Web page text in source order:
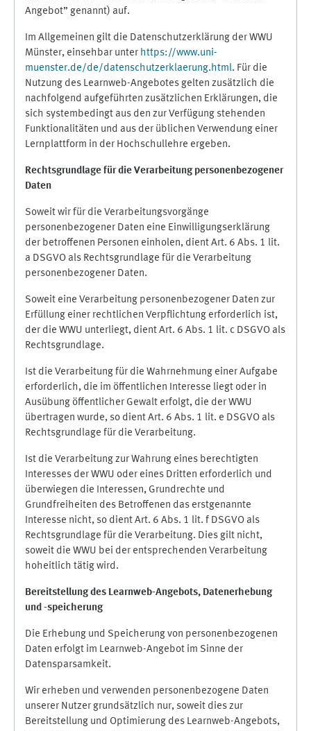
Angebot” genannt) auf.
Im Allgemeinen gilt die Datenschutzerklärung der WWU
Münster, einsehbar unter https://www.uni-
muenster.de/de/datenschutzerklaerung.html. Für die
Nutzung des Learnweb-Angebotes gelten zusätzlich die
nachfolgend aufgeführten zusätzlichen Erklärungen, die
sich systembedingt aus den zur Verfügung stehenden
Funktionalitäten und aus der üblichen Verwendung einer
Lernplattform in der Hochschullehre ergeben.
Rechtsgrundlage für die Verarbeitung personenbezogener
Daten
Soweit wir für die Verarbeitungsvorgänge
personenbezogener Daten eine Einwilligungserklärung
der betroffenen Personen einholen, dient Art. 6 Abs. 1 lit.
a DSGVO als Rechtsgrundlage für die Verarbeitung
personenbezogener Daten.
Soweit eine Verarbeitung personenbezogener Daten zur
Erfüllung einer rechtlichen Verpflichtung erforderlich ist,
der die WWU unterliegt, dient Art. 6 Abs. 1 lit. c DSGVO als
Rechtsgrundlage.
Ist die Verarbeitung für die Wahrnehmung einer Aufgabe
erforderlich, die im öffentlichen Interesse liegt oder in
Ausübung öffentlicher Gewalt erfolgt, die der WWU
übertragen wurde, so dient Art. 6 Abs. 1 lit. e DSGVO als
Rechtsgrundlage für die Verarbeitung.
Ist die Verarbeitung zur Wahrung eines berechtigten
Interesses der WWU oder eines Dritten erforderlich und
überwiegen die Interessen, Grundrechte und
Grundfreiheiten des Betroffenen das erstgenannte
Interesse nicht, so dient Art. 6 Abs. 1 lit. f DSGVO als
Rechtsgrundlage für die Verarbeitung. Dies gilt nicht,
soweit die WWU bei der entsprechenden Verarbeitung
hoheitlich tätig wird.
Bereitstellung des Learnweb-Angebots, Datenerhebung
und -speicherung
Die Erhebung und Speicherung von personenbezogenen
Daten erfolgt im Learnweb-Angebot im Sinne der
Datensparsamkeit.
Wir erheben und verwenden personenbezogene Daten
unserer Nutzer grundsätzlich nur, soweit dies zur
Bereitstellung und Optimierung des Learnweb-Angebots,